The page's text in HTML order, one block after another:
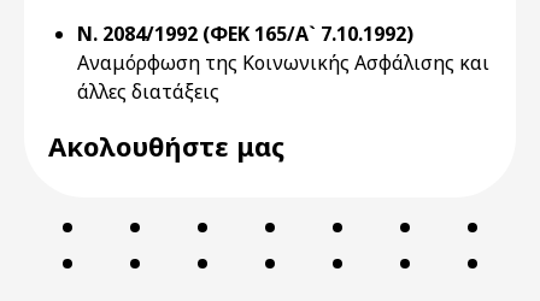
Ν. 2084/1992 (ΦΕΚ 165/Α` 7.10.1992)
Αναμόρφωση της Κοινωνικής Ασφάλισης και
άλλες διατάξεις
Ακολουθήστε μας